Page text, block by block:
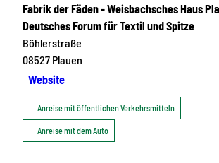
Fabrik der Fäden - Weisbachsches Haus
Deutsches Forum für Textil und Spitze
Böhlerstraße
08527 Plauen
Website
Anreise mit öffentlichen Verkehrsmitteln
Anreise mit dem Auto